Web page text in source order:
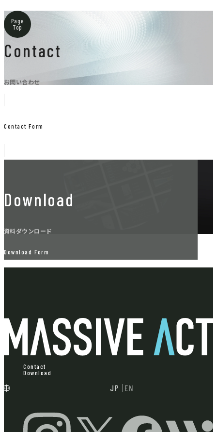
Page
Top
Contact
お問い合わせ
Contact Form
Download
資料ダウンロード
Download Form
Contact
Download
JP EN